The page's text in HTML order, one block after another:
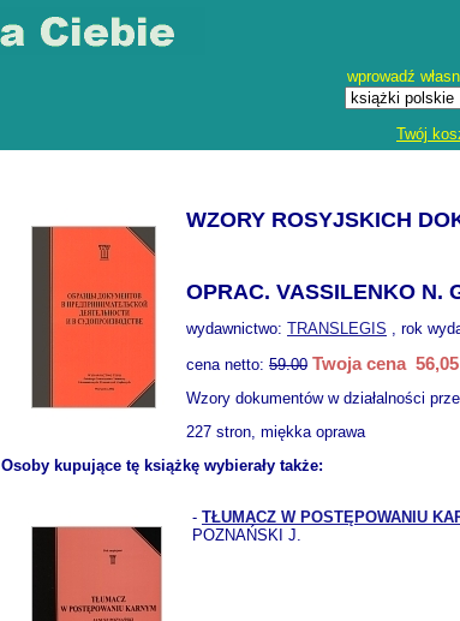
wprowadź
Twój
WZORY ROSYJSKICH
OPRAC. VASSILENKO N.
wydawnictwo: TRANSLEGIS , rok
cena netto: 59.00 Twoja cena 56,05
Wzory dokumentów w działalności
227 stron, miękka oprawa
Osoby kupujące tę książkę wybierały także:
- TŁUMACZ W POSTĘPOWANIU
POZNAŃSKI J.